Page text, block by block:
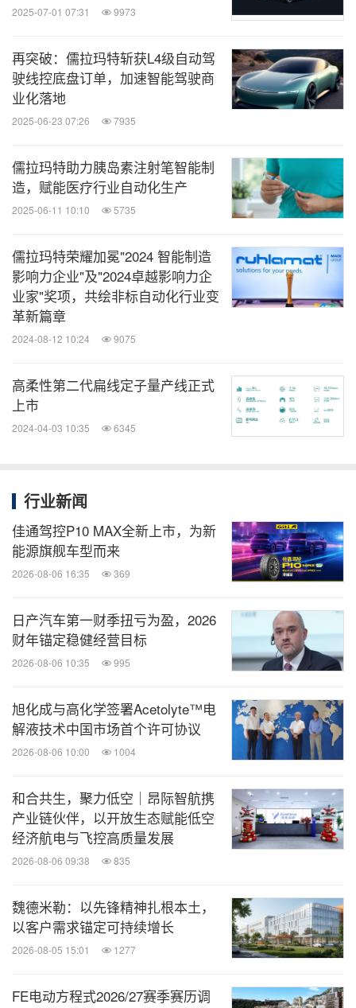
2025-07-01 07:31 9973
再突破：儒拉玛特斩获L4级自动驾
驶线控底盘订单，加速智能驾驶商
业化落地
2025-06-23 07:26 7935
儒拉玛特助力胰岛素注射笔智能制
造，赋能医疗行业自动化生产
2025-06-11 10:10 5735
儒拉玛特荣耀加冕"2024 智能制造
影响力企业"及"2024卓越影响力企
业家"奖项，共绘非标自动化行业变
革新篇章
2024-08-12 10:24 9075
高柔性第二代扁线定子量产线正式
上市
2024-04-03 10:35 6345
行业新闻
佳通驾控P10 MAX全新上市，为新
能源旗舰车型而来
2026-08-06 16:35 369
日产汽车第一财季扭亏为盈，2026
财年锚定稳健经营目标
2026-08-06 10:35 995
旭化成与高化学签署Acetolyte™电
解液技术中国市场首个许可协议
2026-08-06 10:00 1004
和合共生，聚力低空｜昂际智航携
产业链伙伴，以开放生态赋能低空
经济航电与飞控高质量发展
2026-08-06 09:38 835
魏德米勒：以先锋精神扎根本土，
以客户需求锚定可持续增长
2026-08-05 15:01 1277
FE电动方程式2026/27赛季赛历调